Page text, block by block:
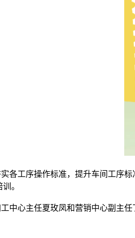
工序操作标准，提升车间工序标
。
中心主任夏玫凤和营销中心副主